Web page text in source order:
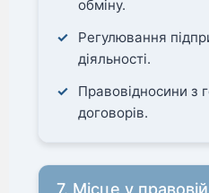
обміну.
Регулювання
діяльності.
Правовідносини з
договорів.